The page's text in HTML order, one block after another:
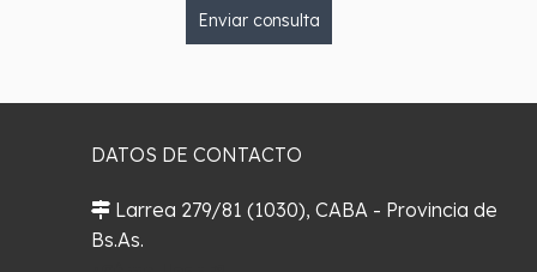
Enviar consulta
DATOS DE CONTACTO
Larrea 279/81 (1030), CABA - Provincia de
Bs.As.